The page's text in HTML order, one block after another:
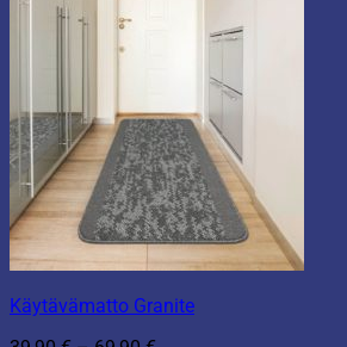
Käytävämatto Granite